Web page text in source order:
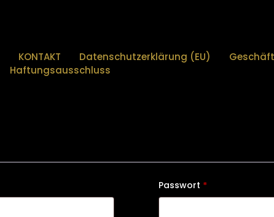
KONTAKT Datenschutzerklärung (EU)
Haftungsausschluss
Passwort *